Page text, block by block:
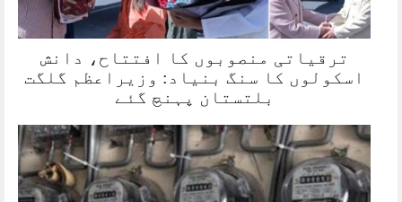
ترقیاتی منصوبوں کا افتتاح، دانش
اسکولوں کا سنگ بنیاد: وزیراعظم گلگت
بلتستان پہنچ گئے